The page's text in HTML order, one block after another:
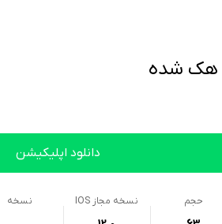
دانلود اپلیکیشن
حجم نسخه مجاز IOS نسخه